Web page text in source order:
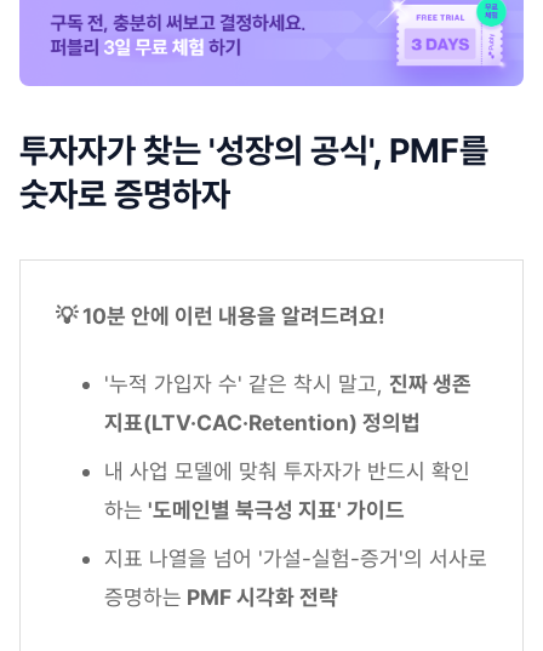
투자자가 찾는 '성장의 공식', PMF를
숫자로 증명하자
💡 10분 안에 이런 내용을 알려드려요!
'누적 가입자 수' 같은 착시 말고, 진짜 생존
지표(LTV·CAC·Retention) 정의법
내 사업 모델에 맞춰 투자자가 반드시 확인
하는 '도메인별 북극성 지표' 가이드
지표 나열을 넘어 '가설-실험-증거'의 서사로
증명하는 PMF 시각화 전략